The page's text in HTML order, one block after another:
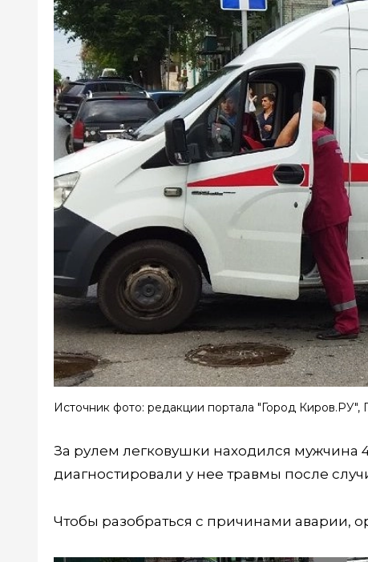
Источник фото: редакции портала "Город Киров.РУ",
За рулем легковушки находился мужчина
диагностировали у нее травмы после
Чтобы разобраться с причинами аварии,